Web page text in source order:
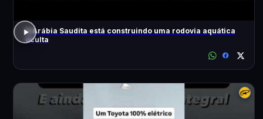
A Arábia Saudita está construindo uma rodovia aquática
oculta